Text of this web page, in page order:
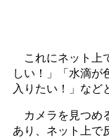
これにネット上
しい！」「水滴が
入りたい！」など
カメラを見つめ
あり、ネット上で